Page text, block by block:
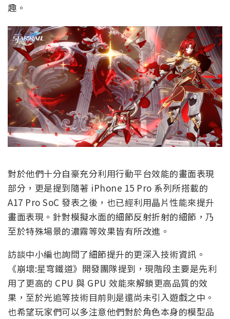
趣。
對於他們十分自豪充分利用行動平台效能的畫面表現
部分，更是提到隨著 iPhone 15 Pro 系列所搭載的
A17 Pro SoC 發表之後，也已經利用晶片性能來提升
畫面表現。針對模擬水面的細節反射折射的細節，乃
至於特殊場景的濃霧等效果皆有所改進。
訪談中小編也詢問了細節提升的更深入技術資訊。
《崩壞:星穹鐵道》開發團隊提到，現階段主要是先利
用了更高的 CPU 與 GPU 效能來解鎖更高品質的效
果，至於光追等技術目前則是還尚未引入遊戲之中。
也希望玩家們可以多注意他們對於角色本身的模型品